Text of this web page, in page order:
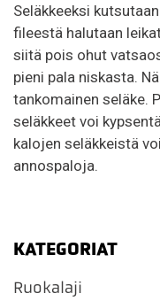
Seläkkeeksi
fileestä halutaan
siitä pois ohut
pieni pala niskasta.
tankomainen seläke.
seläkkeet voi
kalojen seläkkeistä
annospaloja.
KATEGORIAT
Ruokalaji